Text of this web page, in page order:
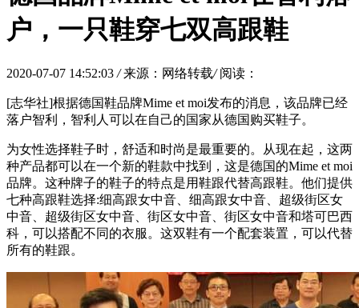
户，一只鞋穿七双高跟鞋
2020-07-07 14:52:03 / 来源：网络转载/ 阅读：
[志华社]根据德国鞋品牌Mime et moi发布的消息，该品牌已经
落户智利，智利人可以在自己的国家从德国购买鞋子。
为女性选择鞋子时，舒适和时尚是最重要的。从现在起，这两
种产品都可以在一个新的鞋款中找到，这是德国的Mime et moi
品牌。这种牌子的鞋子的特点是用鞋跟代替高跟鞋。他们提供
七种高跟鞋选择:细高跟女中音、细高跟女中音、超级街区女
中音、超级街区女中音、街区女中音、街区女中音和塔可巴西
科，可以搭配不同的衣服。这双鞋有一个配套装置，可以代替
所有的鞋跟。